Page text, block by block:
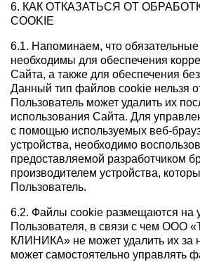
6. КАК ОТКАЗАТЬСЯ ОТ
COOKIE
6.1. Напоминаем, что
необходимы для обеспечения
Сайта, а также для обеспечения
Данный тип файлов cookie нельзя
Пользователь может удалить их
использования Сайта. Для
с помощью используемых веб-
устройства, необходимо
предоставляемой разработчиком
производителем устройства,
Пользователь.
6.2. Файлы cookie размещаются на
Пользователя, в связи с чем ООО
КЛИНИКА» не может удалить их за
может самостоятельно управлять